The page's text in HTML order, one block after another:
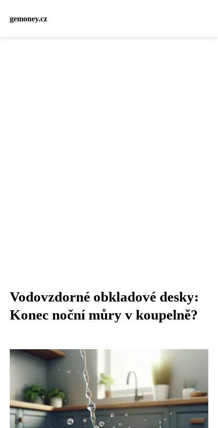
gemoney.cz
Vodovzdorné obkladové desky:
Konec noční můry v koupelně?